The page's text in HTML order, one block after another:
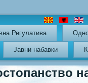
Регулатива
Јавни набавки
на